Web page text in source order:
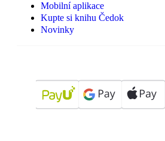
Mobilní aplikace
Kupte si knihu Čedok
Novinky